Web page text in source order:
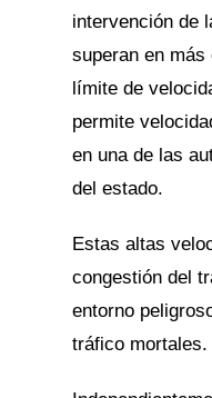
intervención de
superan en más
límite de
permite
en una de las
del estado.
Estas altas
congestión del
entorno
tráfico mortales.